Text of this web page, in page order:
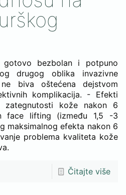
gotovo bezbolan i potpuno
drugog oblika invazivne
biva oštećena dejstvom
komplikacija. - Efekti
zategnutosti kože nakon 6
face lifting (između 1,5 -3
maksimalnog efekta nakon 6
problema kvaliteta kože
Čitajte više